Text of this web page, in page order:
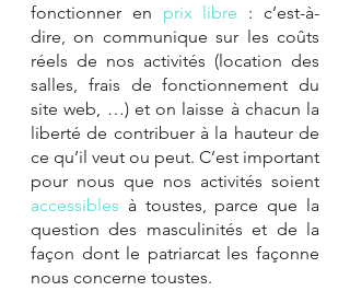
fonctionner en prix libre : c’est-à-
dire, on communique sur les coûts
réels de nos activités (location des
salles, frais de fonctionnement du
site web, …) et on laisse à chacun la
liberté de contribuer à la hauteur de
ce qu’il veut ou peut. C’est important
accessibles à toustes, parce que la
question des masculinités et de la
façon dont le patriarcat les façonne
nous concerne toustes.